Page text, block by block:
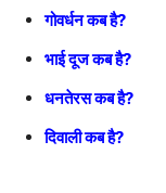
गोवर्धन कब है?
भाई दूज कब है?
धनतेरस कब है?
दिवाली कब है?